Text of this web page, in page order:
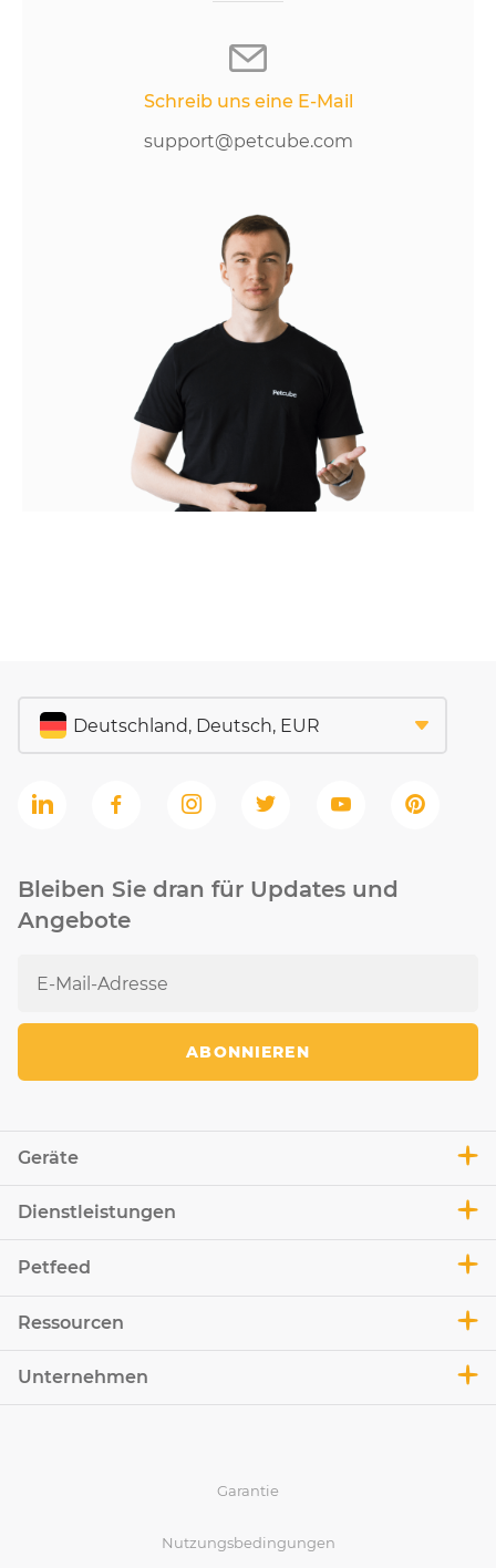
Schreib uns eine E-Mail
support@petcube.com
Geräte
Dienstleistungen
Petfeed
Ressourcen
Unternehmen
Bleiben Sie dran für Updates und
Angebote
ABONNIEREN
Garantie
Nutzungsbedingungen